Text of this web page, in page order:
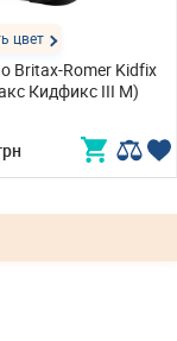
цвет
Britax-Romer Kidfix
Кидфикс III М)